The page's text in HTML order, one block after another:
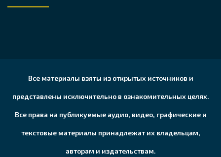
Все материалы взяты из открытых источников и
представлены исключительно в ознакомительных целях.
Все права на публикуемые аудио, видео, графические и
текстовые материалы принадлежат их владельцам,
авторам и издательствам.